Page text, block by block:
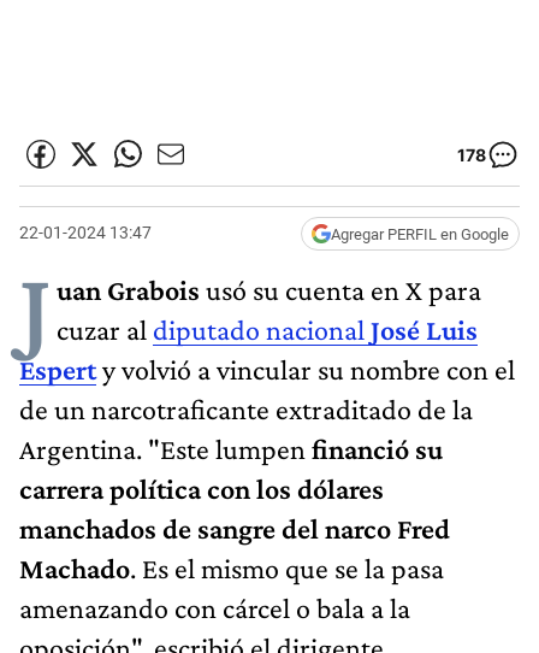
178
22-01-2024 13:47 Agregar PERFIL en Google
J uan Grabois usó su cuenta en X para
cuzar al diputado nacional José Luis
Esperty volvió a vincular su nombre con el
de un narcotraficante extraditado de la
Argentina. "Este lumpen financió su
carrera política con los dólares
manchados de sangre del narco Fred
Machado. Es el mismo que se la pasa
amenazando con cárcel o bala a la